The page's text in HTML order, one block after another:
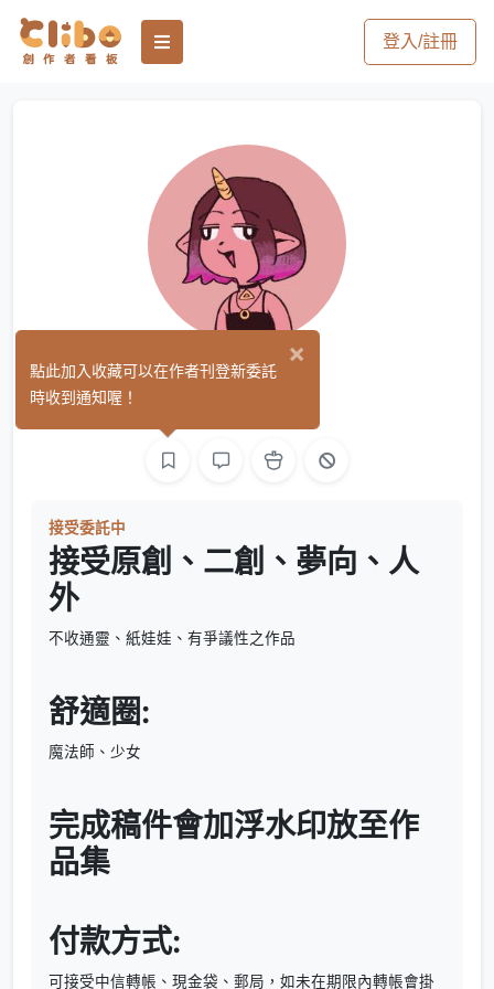
登入/註冊
蘇提比
接受委託中
接受原創、二創、夢向、人
外
不收通靈、紙娃娃、有爭議性之作品
舒適圈:
魔法師、少女
完成稿件會加浮水印放至作
品集
付款方式:
可接受中信轉帳、現金袋、郵局，如未在期限內轉帳會掛
×
點此加入收藏可以在作者刊登新委託
時收到通知喔！